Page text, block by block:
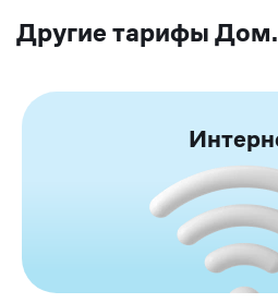
Другие тарифы